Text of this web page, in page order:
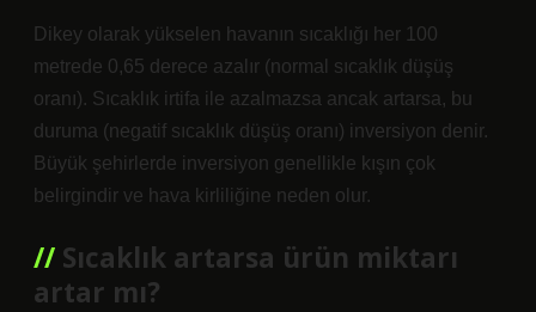
Dikey olarak yükselen havanın sıcaklığı her 100
metrede 0,65 derece azalır (normal sıcaklık düşüş
oranı). Sıcaklık irtifa ile azalmazsa ancak artarsa, bu
duruma (negatif sıcaklık düşüş oranı) inversiyon denir.
Büyük şehirlerde inversiyon genellikle kışın çok
belirgindir ve hava kirliliğine neden olur.
Sıcaklık artarsa ürün miktarı
artar mı?